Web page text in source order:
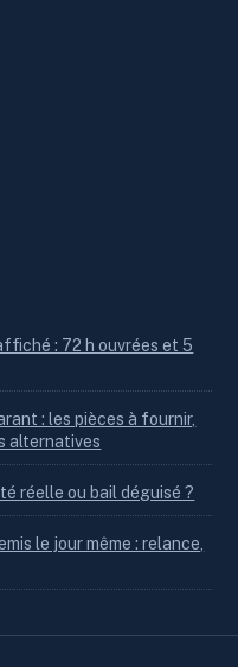
: 72 h ouvrées et 5
: les pièces à fournir,
alternatives
réelle ou bail déguisé ?
le jour même : relance,